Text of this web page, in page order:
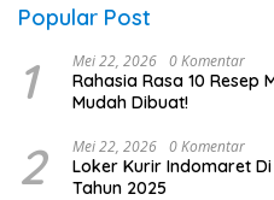
Popular Post
1 Mei 22, 2026 0 Komentar
Rahasia Rasa 10 Resep
Mudah Dibuat!
2 Mei 22, 2026 0 Komentar
Loker Kurir Indomaret
Tahun 2025